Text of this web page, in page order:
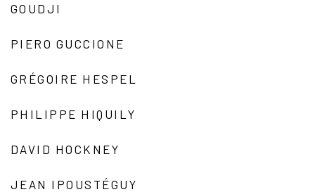
GOUDJI
PIERO GUCCIONE
GRÉGOIRE HESPEL
PHILIPPE HIQUILY
DAVID HOCKNEY
JEAN IPOUSTÉGUY